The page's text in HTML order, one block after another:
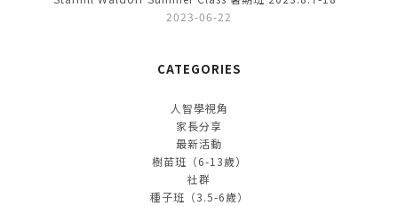
2023-06-22
CATEGORIES
人智學視角
家長分享
最新活動
樹苗班（6-13歲）
社群
種子班（3.5-6歲）